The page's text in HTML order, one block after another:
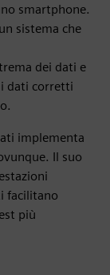
smartphone.
sistema che
dei dati e
dati corretti
implementa
Il suo
facilitano
più